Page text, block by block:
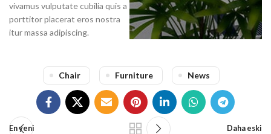
vivamus vulputate cubilia quis a
porttitor placerat eros nostra
itur massa adipiscing.
Chair Furniture News
En yeni Daha eski